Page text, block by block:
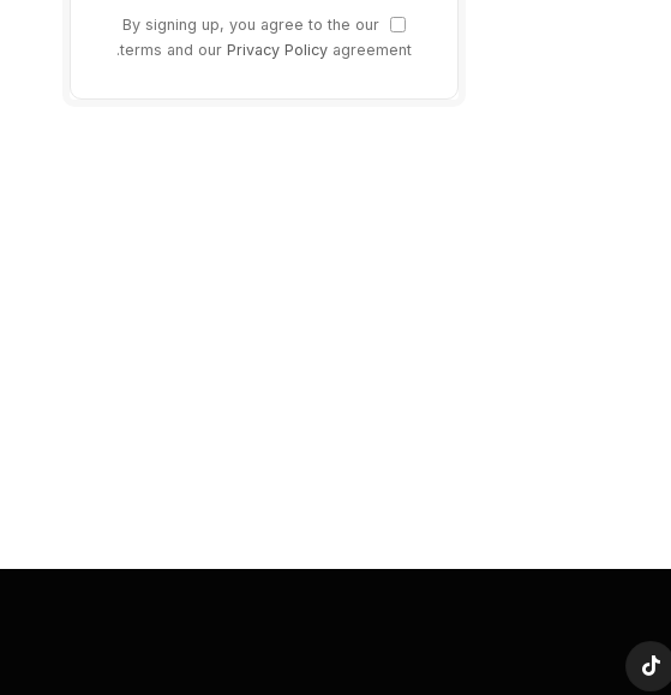
By signing up, you agree to the our
terms and our Privacy Policy agreement.
تيكتوك